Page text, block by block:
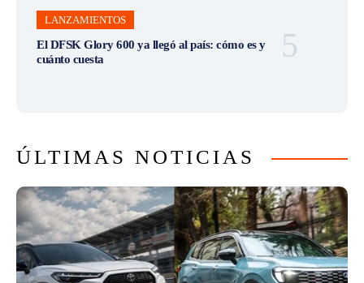
LANZAMIENTOS
El DFSK Glory 600 ya llegó al país: cómo es y
cuánto cuesta
ÚLTIMAS NOTICIAS